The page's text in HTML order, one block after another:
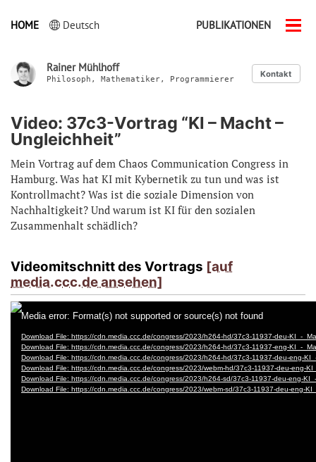
HOME Deutsch PUBLIKATIONEN
Rainer Mühlhoff
Philosoph, Mathematiker, Programmierer
Kontakt
Video: 37c3-Vortrag “KI – Macht –
Ungleichheit”
Mein Vortrag auf dem Chaos Communication Congress in
Hamburg. Was hat KI mit Kybernetik zu tun und was ist
Kontrollmacht? Was ist die soziale Dimension von
Nachhaltigkeit? Und warum ist KI für den sozialen
Zusammenhalt schädlich?
Videomitschnitt des Vortrags [auf
media.ccc.de ansehen]